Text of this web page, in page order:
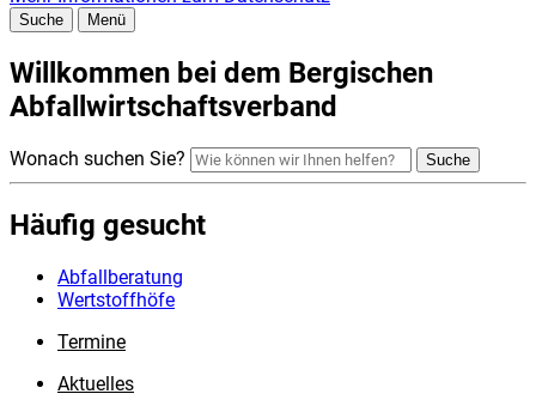
Suche Menü
Willkommen bei dem Bergischen
Abfallwirtschaftsverband
Wonach suchen Sie? Suche
Häufig gesucht
Abfallberatung
Wertstoffhöfe
Termine
Aktuelles